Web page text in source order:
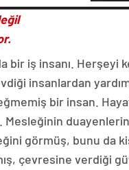
bir iş insanı. Herşeyi
insanlardan
bir insan.
görmüş, bunu da
çevresine verdiği